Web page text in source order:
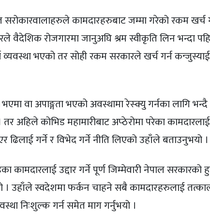
कामदारहरुबाट जम्मा गरेको रकम खर्च
रोजगारमा जानुअघि श्रम स्वीकृति लिन भन्दा
व्यवस्था भएको तर सोही रकम सरकारले खर्च गर्न
वा अपाङ्गता भएको अवस्थामा रेस्क्यु गर्नका लागि भन्दै
अहिले कोभिड महामारीबाट अप्ठेरोमा परेका कामदारलाई
गर्ने र विभेद गर्ने नीति लिएको उहाँले बताउनुभयो ।
उद्दार गर्ने पूर्ण जिम्मेवारी नेपाल सरकारको
। उहाँले स्वदेशमा फर्कन चाहने सबै कामदारहरुलाई
निःशुल्क गर्न समेत माग गर्नुभयो ।